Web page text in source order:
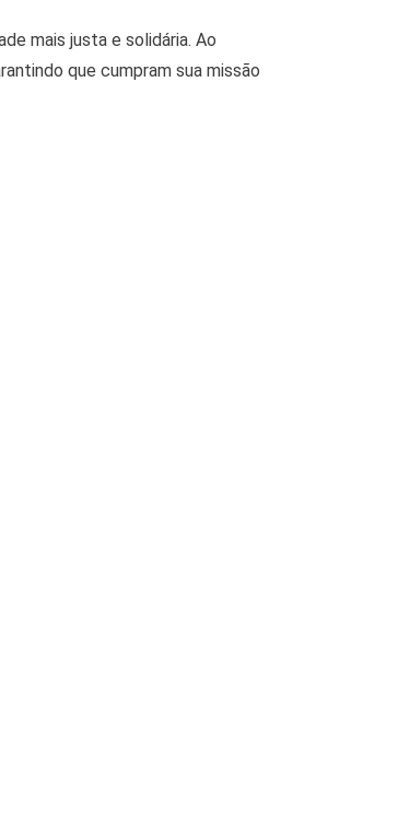
mais justa e solidária. Ao
que cumpram sua missão